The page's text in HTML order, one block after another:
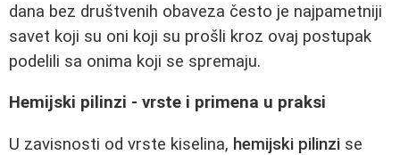
dana bez društvenih obaveza često je najpametniji
savet koji su oni koji su prošli kroz ovaj postupak
podelili sa onima koji se spremaju.
Hemijski pilinzi - vrste i primena u praksi
U zavisnosti od vrste kiselina, hemijski pilinzi se